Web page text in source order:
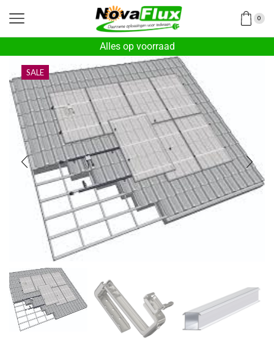
0
Alles op voorraad
SALE